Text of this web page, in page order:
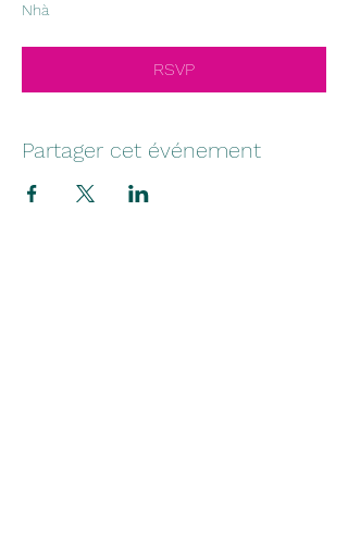
Nhà
RSVP
Partager cet événement